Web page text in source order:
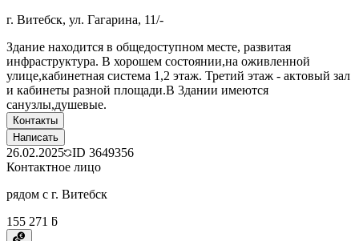
г. Витебск, ул. Гагарина, 11/-
Здание находится в общедоступном месте, развитая
инфраструктура. В хорошем состоянии,на оживленной
улице,кабинетная система 1,2 этаж. Третий этаж - актовый зал
и кабинеты разной площади.В 3дании имеются
санузлы,душевые.
Контакты
Написать
26.02.2025 ID 3649356
Контактное лицо
рядом с г. Витебск
155 271 ƃ